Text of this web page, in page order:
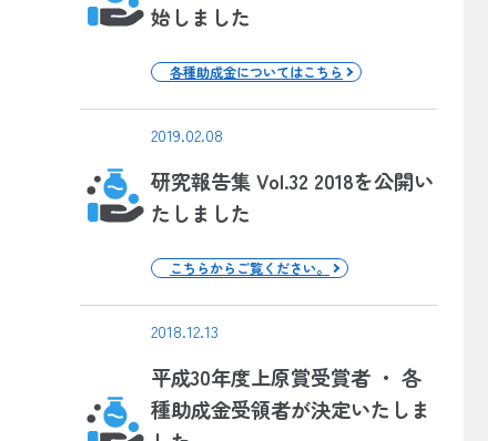
始しました
各種助成金についてはこちら
2019.02.08
研究報告集 Vol.32 2018を公開い
たしました
こちらからご覧ください。
2018.12.13
平成30年度上原賞受賞者 ・ 各
種助成金受領者が決定いたしま